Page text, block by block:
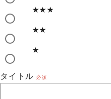
★★★
★★
★
タイトル 必須